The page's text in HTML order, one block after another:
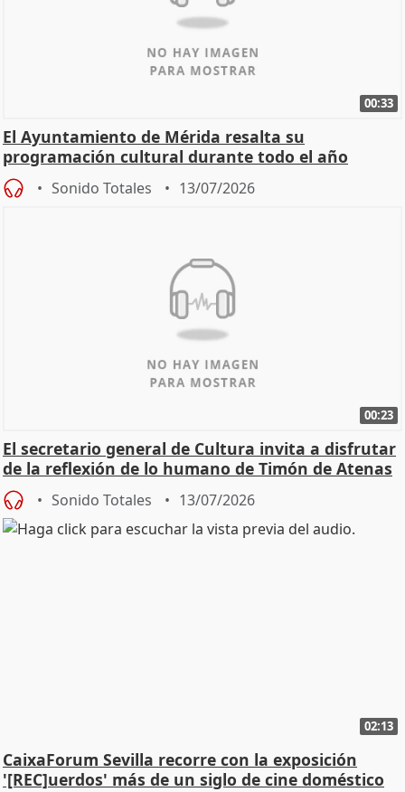
00:33
El Ayuntamiento de Mérida resalta su
programación cultural durante todo el año
Sonido Totales 13/07/2026
00:23
El secretario general de Cultura invita a disfrutar
de la reflexión de lo humano de Timón de Atenas
Sonido Totales 13/07/2026
02:13
CaixaForum Sevilla recorre con la exposición
'[REC]uerdos' más de un siglo de cine doméstico